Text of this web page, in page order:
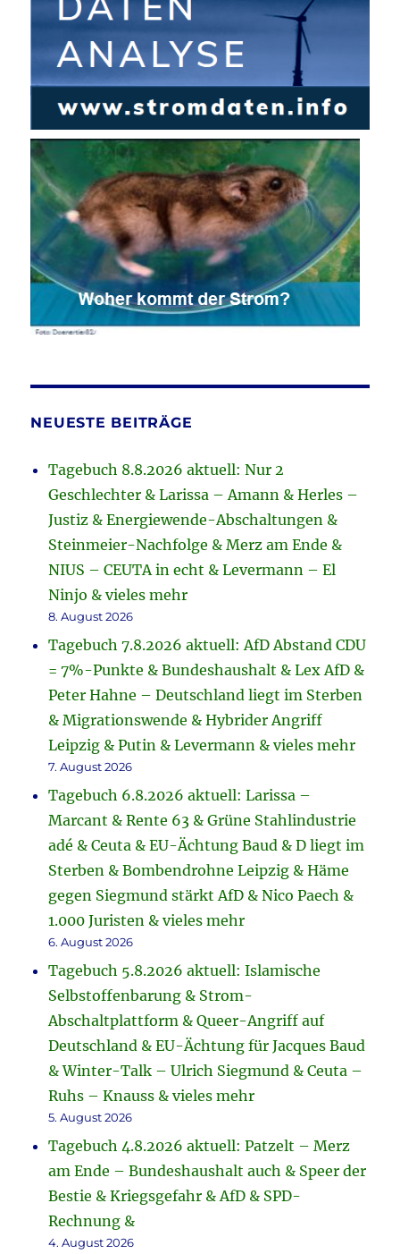
NEUESTE BEITRÄGE
Tagebuch 8.8.2026 aktuell: Nur 2
Geschlechter & Larissa – Amann & Herles –
Justiz & Energiewende-Abschaltungen &
Steinmeier-Nachfolge & Merz am Ende &
NIUS – CEUTA in echt & Levermann – El
Ninjo & vieles mehr
8. August 2026
Tagebuch 7.8.2026 aktuell: AfD Abstand CDU
= 7%-Punkte & Bundeshaushalt & Lex AfD &
Peter Hahne – Deutschland liegt im Sterben
& Migrationswende & Hybrider Angriff
Leipzig & Putin & Levermann & vieles mehr
7. August 2026
Tagebuch 6.8.2026 aktuell: Larissa –
Marcant & Rente 63 & Grüne Stahlindustrie
adé & Ceuta & EU-Ächtung Baud & D liegt im
Sterben & Bombendrohne Leipzig & Häme
gegen Siegmund stärkt AfD & Nico Paech &
1.000 Juristen & vieles mehr
6. August 2026
Tagebuch 5.8.2026 aktuell: Islamische
Selbstoffenbarung & Strom-
Abschaltplattform & Queer-Angriff auf
Deutschland & EU-Ächtung für Jacques Baud
& Winter-Talk – Ulrich Siegmund & Ceuta –
Ruhs – Knauss & vieles mehr
5. August 2026
Tagebuch 4.8.2026 aktuell: Patzelt – Merz
am Ende – Bundeshaushalt auch & Speer der
Bestie & Kriegsgefahr & AfD & SPD-
Rechnung &
4. August 2026